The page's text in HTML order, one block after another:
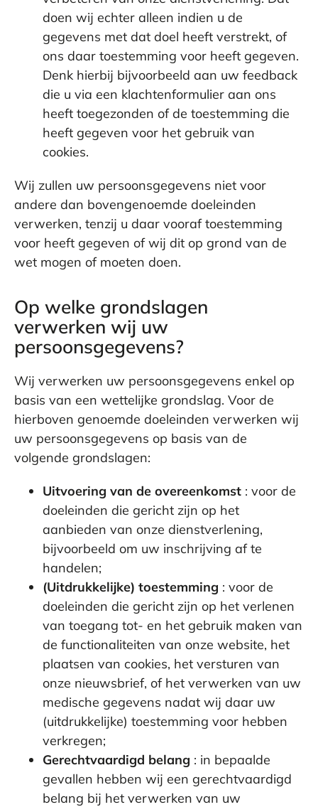
doen wij echter alleen indien u de
gegevens met dat doel heeft verstrekt, of
ons daar toestemming voor heeft gegeven.
Denk hierbij bijvoorbeeld aan uw feedback
die u via een klachtenformulier aan ons
heeft toegezonden of de toestemming die
heeft gegeven voor het gebruik van
cookies.
Wij zullen uw persoonsgegevens niet voor
andere dan bovengenoemde doeleinden
verwerken, tenzij u daar vooraf toestemming
voor heeft gegeven of wij dit op grond van de
wet mogen of moeten doen.
Op welke grondslagen
verwerken wij uw
persoonsgegevens?
Wij verwerken uw persoonsgegevens enkel op
basis van een wettelijke grondslag. Voor de
hierboven genoemde doeleinden verwerken wij
uw persoonsgegevens op basis van de
volgende grondslagen:
Uitvoering van de overeenkomst : voor de
doeleinden die gericht zijn op het
aanbieden van onze dienstverlening,
bijvoorbeeld om uw inschrijving af te
handelen;
(Uitdrukkelijke) toestemming : voor de
doeleinden die gericht zijn op het verlenen
van toegang tot- en het gebruik maken van
de functionaliteiten van onze website, het
plaatsen van cookies, het versturen van
onze nieuwsbrief, of het verwerken van uw
medische gegevens nadat wij daar uw
(uitdrukkelijke) toestemming voor hebben
verkregen;
Gerechtvaardigd belang : in bepaalde
gevallen hebben wij een gerechtvaardigd
belang bij het verwerken van uw